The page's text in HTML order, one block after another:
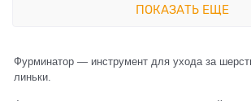
ПОКАЗАТЬ ЕЩЕ
Фурминатор — инструмент для ухода за
линьки.